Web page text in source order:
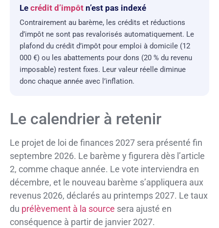
Le crédit d’impôt n’est pas indexé
Contrairement au barème, les crédits et réductions
d’impôt ne sont pas revalorisés automatiquement. Le
plafond du crédit d’impôt pour emploi à domicile (12
000 €) ou les abattements pour dons (20 % du revenu
imposable) restent fixes. Leur valeur réelle diminue
donc chaque année avec l’inflation.
Le calendrier à retenir
Le projet de loi de finances 2027 sera présenté fin
septembre 2026. Le barème y figurera dès l’article
2, comme chaque année. Le vote interviendra en
décembre, et le nouveau barème s’appliquera aux
revenus 2026, déclarés au printemps 2027. Le taux
du prélèvement à la source sera ajusté en
conséquence à partir de janvier 2027.